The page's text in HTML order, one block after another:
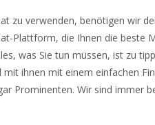
zu verwenden, benötigen wir
Plattform, die Ihnen die beste
was Sie tun müssen, ist zu
ihnen mit einem einfachen
Prominenten. Wir sind immer